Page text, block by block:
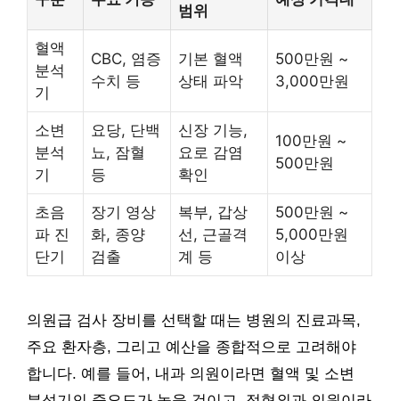
범위
혈액
분석
기
CBC, 염증
수치 등
기본 혈액
상태 파악
500만원 ~
3,000만원
소변
분석
기
요당, 단백
뇨, 잠혈
등
신장 기능,
요로 감염
확인
100만원 ~
500만원
초음
파 진
단기
장기 영상
화, 종양
검출
복부, 갑상
선, 근골격
계 등
500만원 ~
5,000만원
이상
의원급 검사 장비를 선택할 때는 병원의 진료과목,
주요 환자층, 그리고 예산을 종합적으로 고려해야
합니다. 예를 들어, 내과 의원이라면 혈액 및 소변